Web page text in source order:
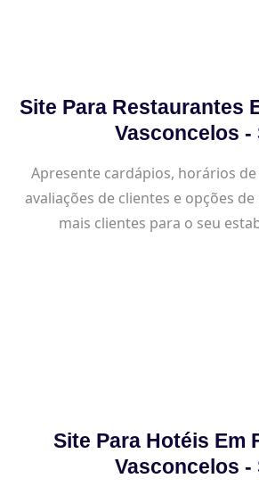
Site Para Restaurantes
Vasconcelos -
Apresente cardápios, horários
avaliações de clientes e opções
mais clientes para o seu
Site Para Hotéis Em
Vasconcelos -